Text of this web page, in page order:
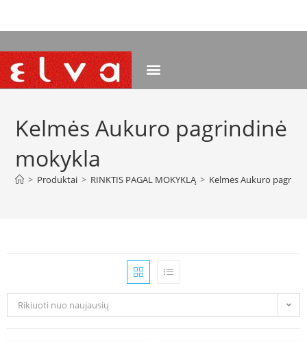
Kelmės Aukuro pagrindinė
mokykla
> Produktai > RINKTIS PAGAL MOKYKLĄ > Kelmės Aukuro
Rikiuoti nuo naujausių